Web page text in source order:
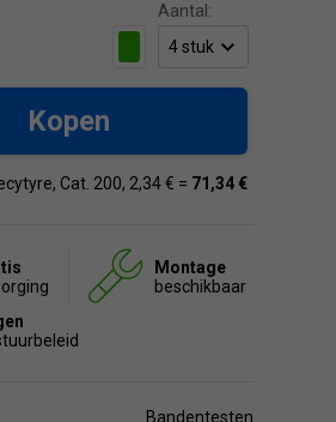
Aantal:
Kopen
Cat. 200, 2,34 € = 71,34 €
Montage
beschikbaar
Bandentesten